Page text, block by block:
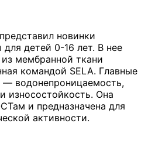
новинки
для детей 0-16 лет. В нее
мембранной ткани
командой SELA. Главные
— водонепроницаемость,
износостойкость. Она
и предназначена для
активности.